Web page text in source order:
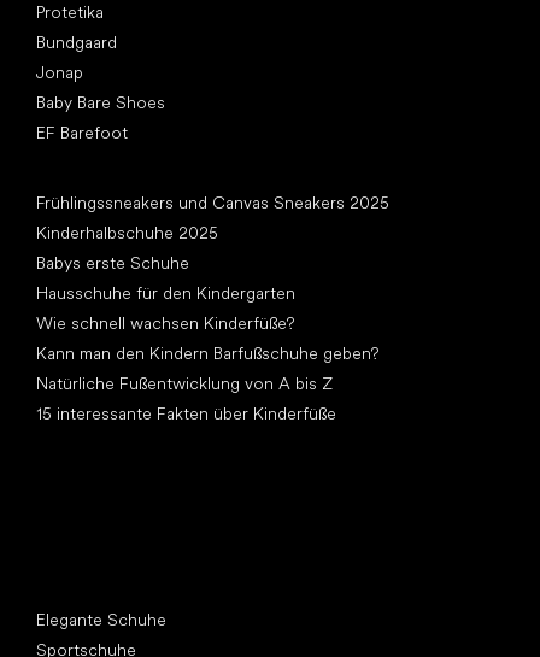
Protetika
Bundgaard
Jonap
Baby Bare Shoes
EF Barefoot
Frühlingssneakers und Canvas Sneakers 2025
Kinderhalbschuhe 2025
Babys erste Schuhe
Hausschuhe für den Kindergarten
Wie schnell wachsen Kinderfüße?
Kann man den Kindern Barfußschuhe geben?
Natürliche Fußentwicklung von A bis Z
15 interessante Fakten über Kinderfüße
Elegante Schuhe
Sportschuhe